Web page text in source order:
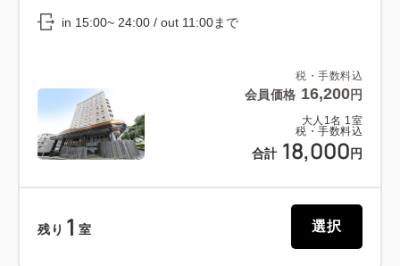
税・手数料込
会員価格 16,200円
大人 1 名 1 室
税・手数料込
合計 18,000 円
in 15:00~ 24:00 / out 11:00まで
残り 1 室 選択